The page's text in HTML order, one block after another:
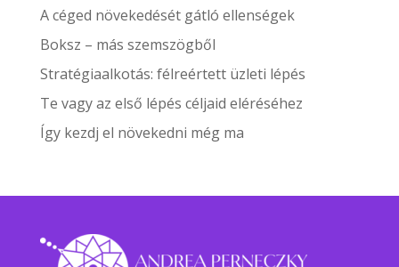
A céged növekedését gátló ellenségek
Boksz – más szemszögből
Stratégiaalkotás: félreértett üzleti lépés
Te vagy az első lépés céljaid eléréséhez
Így kezdj el növekedni még ma